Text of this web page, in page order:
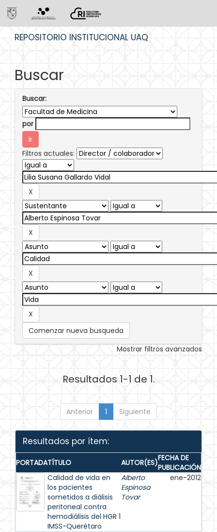
REPOSITORIO INSTITUCIONAL UAQ
Buscar
Buscar:
por
Filtros actuales:
Comenzar nueva busqueda
Mostrar filtros avanzados
Resultados 1-1 de 1.
Anterior 1 Siguiente
Resultados por ítem:
PORTADATÍTULO AUTOR(ES)FECHA DE
PUBLICACIÓN
Calidad de vida en
los pacientes
sometidos a diálisis
peritoneal contra
hemodiálisis del HGR 1
IMSS-Querétaro
Alberto
Espinosa
Tovar
ene-2012